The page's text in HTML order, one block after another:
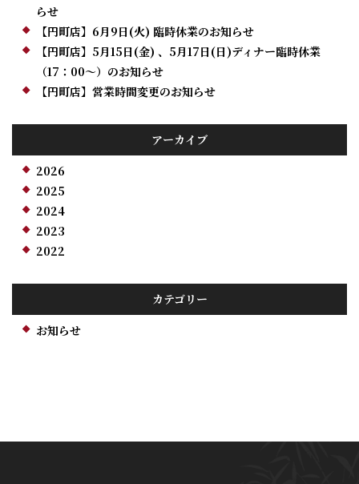
らせ
【円町店】6月9日(火) 臨時休業のお知らせ
【円町店】5月15日(金) 、5月17日(日)ディナー臨時休業
（17：00～）のお知らせ
【円町店】営業時間変更のお知らせ
アーカイブ
2026
2025
2024
2023
2022
カテゴリー
お知らせ